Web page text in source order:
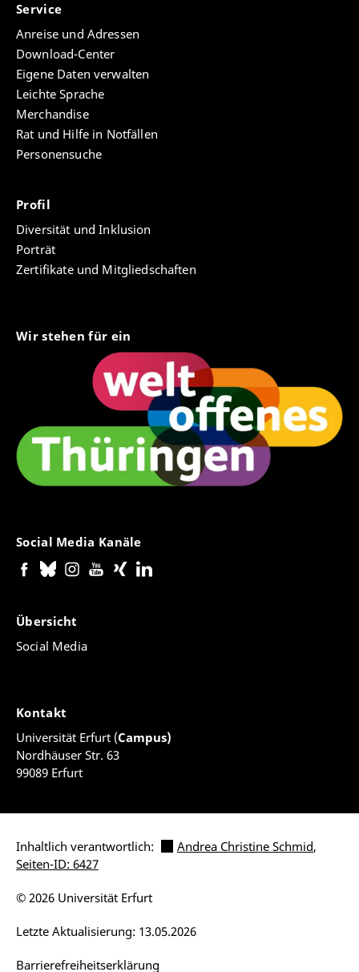
Service
Anreise und Adressen
Download-Center
Eigene Daten verwalten
Leichte Sprache
Merchandise
Rat und Hilfe in Notfällen
Personensuche
Profil
Diversität und Inklusion
Porträt
Zertifikate und Mitgliedschaften
Wir stehen für ein
Social Media Kanäle
Übersicht
Social Media
Kontakt
Universität Erfurt (Campus)
Nordhäuser Str. 63
99089 Erfurt
Inhaltlich verantwortlich: Andrea Christine Schmid,
Seiten-ID: 6427
Barrierefreiheitserklärung
Letzte Aktualisierung: 13.05.2026
© 2026 Universität Erfurt